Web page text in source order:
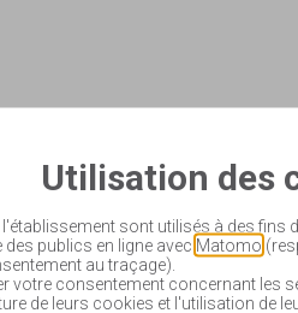
Utilisation des
sont utilisés à des fins
publics en ligne avec Matomo
au traçage).
votre consentement concernant les
de leurs cookies et l'utilisation de